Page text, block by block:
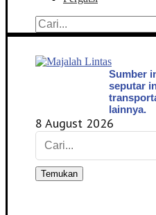
Sumber
seputar
lainnya.
8 August 2026
Temukan